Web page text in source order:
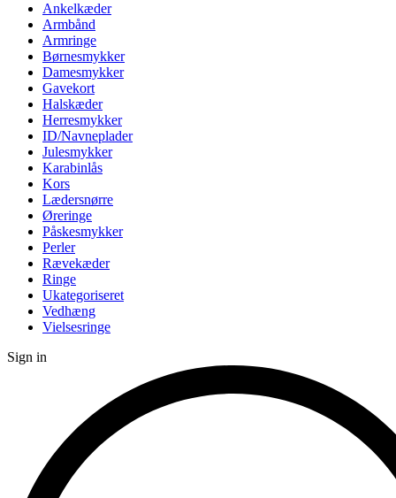
Ankelkæder
Armbånd
Armringe
Børnesmykker
Damesmykker
Gavekort
Halskæder
Herresmykker
ID/Navneplader
Julesmykker
Karabinlås
Kors
Lædersnørre
Øreringe
Påskesmykker
Perler
Rævekæder
Ringe
Ukategoriseret
Vedhæng
Vielsesringe
Sign in